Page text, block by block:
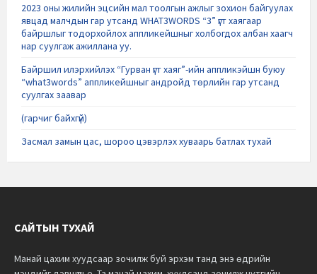
2023 оны жилийн эцсийн мал тоолгын ажлыг зохион байгуулах
явцад малчдын гар утсанд WHAT3WORDS “3” үгт хаягаар
байршлыг тодорхойлох аппликейшныг холбогдох албан хаагч
нар суулгаж ажиллана уу.
Байршил илэрхийлэх “Гурван үгт хаяг”-ийн аппликэйшн буюу
“what3words” аппликейшныг андройд төрлийн гар утсанд
суулгах заавар
(гарчиг байхгүй)
Засмал замын цас, шороо цэвэрлэх хуваарь батлах тухай
САЙТЫН ТУХАЙ
Манай цахим хуудсаар зочилж буй эрхэм танд энэ өдрийн